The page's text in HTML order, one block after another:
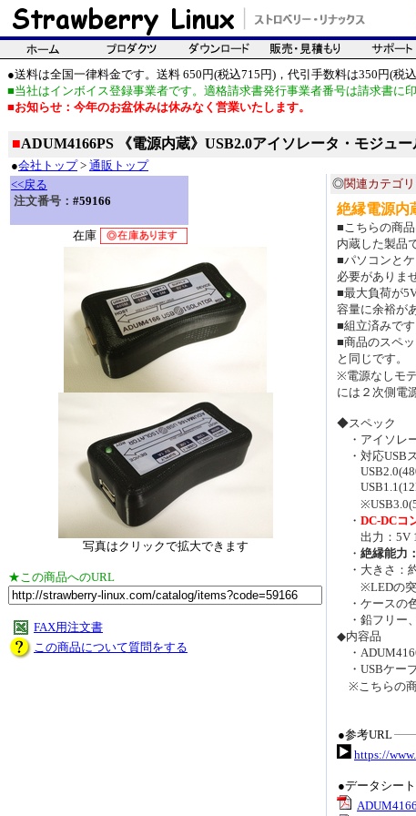
●送料は全国一律料金です。送料 650円(税込715円)，代引手数料は350円(税
■当社はインボイス登録事業者です。適格請求書発行事業者番号は請求書に印
■お知らせ：今年のお盆休みは休みなく営業いたします。
■ADUM4166PS 《電源内蔵》USB2.0アイソレータ・モジュー
●会社トップ> 通販トップ
<<戻る
注文番号： #59166
在庫
写真はクリックで拡大できます
★この商品へのURL
FAX用注文書
この商品について質問をする
◎関連カテゴリ
絶縁電源内
■こちらの商
内蔵した製品
■パソコンと
必要がありま
■最大負荷が
容量に余裕が
■組立済みで
■商品のスペ
と同じです。
※電源なしモ
には２次側電
◆スペック
・アイソレ
・対応USB
・ DC-DCコ
出力：5V
・ 絶縁能力
・大きさ：
※LEDの突
・ケースの
・鉛フリー
◆内容品
・
・USBケー
※こちらの商
●参考URL
https://
●データシー